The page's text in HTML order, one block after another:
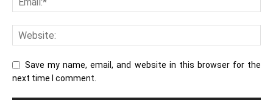
Save my name, email, and website in this browser for the
next time I comment.